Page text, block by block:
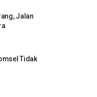
Jalan
Tidak